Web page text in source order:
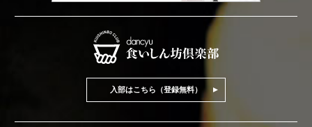
入部はこちら（登録無料）